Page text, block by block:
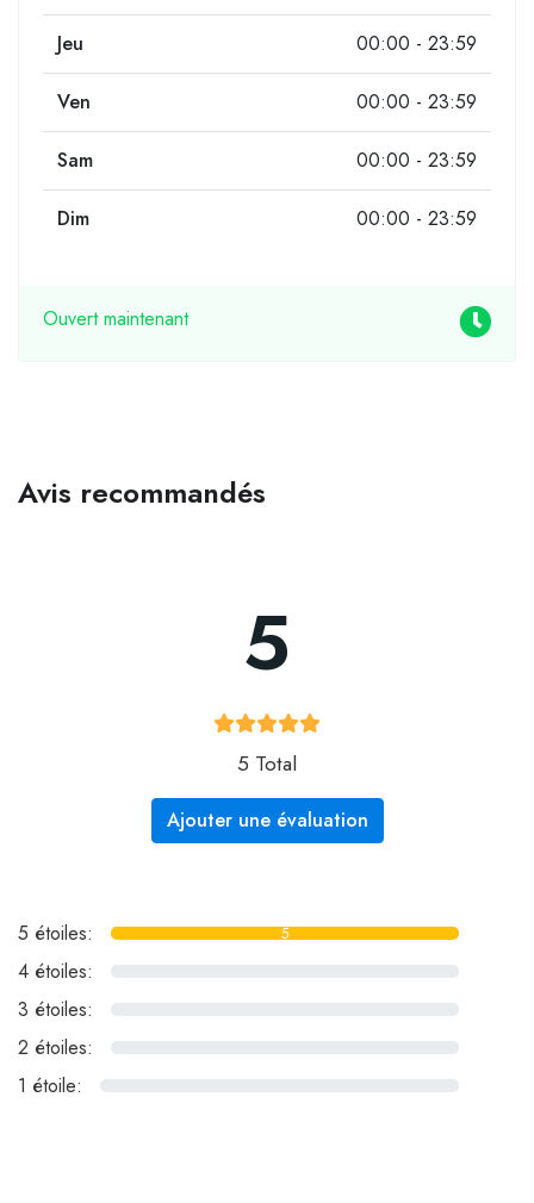
Jeu 00:00 - 23:59
Ven 00:00 - 23:59
Sam 00:00 - 23:59
Dim 00:00 - 23:59
Ouvert maintenant
Avis recommandés
5
5 Total
Ajouter une évaluation
5 étoiles: 5
4 étoiles:
3 étoiles:
2 étoiles:
1 étoile: